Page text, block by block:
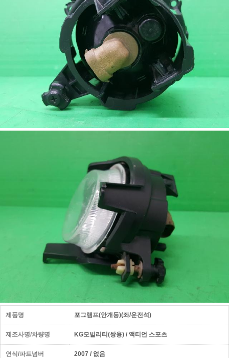
제품명 포그램프(안개등)(좌/운전석)
제조사명/차량명 KG모빌리티(쌍용) / 액티언 스포츠
연식/파트넘버 2007 / 없음